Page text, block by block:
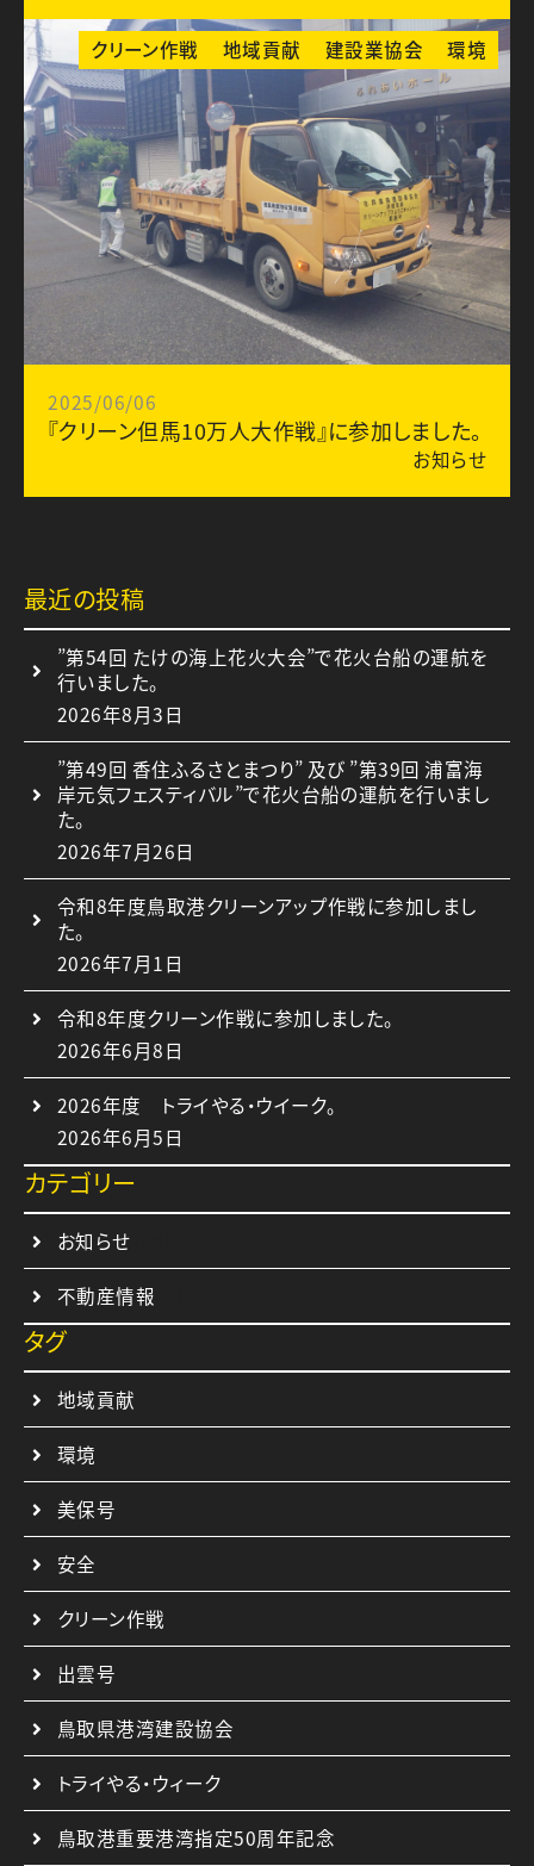
お知らせ
2025/06/06
『クリーン但馬10万人大作戦』に参加しました。
クリーン作戦 地域貢献 建設業協会 環境
最近の投稿
”第54回 たけの海上花火大会”で花火台船の運航を
行いました。
2026年8月3日
”第49回 香住ふるさとまつり” 及び ”第39回 浦富海
岸元気フェスティバル”で花火台船の運航を行いまし
た。
2026年7月26日
令和8年度鳥取港クリーンアップ作戦に参加しまし
た。
2026年7月1日
令和8年度クリーン作戦に参加しました。
2026年6月8日
2026年度 トライやる・ウイーク。
2026年6月5日
カテゴリー
お知らせ
不動産情報
タグ
鳥取港重要港湾指定50周年記念
トライやる・ウィーク
鳥取県港湾建設協会
出雲号
クリーン作戦
安全
美保号
環境
地域貢献